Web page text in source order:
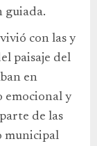
guiada.
con las y
paisaje del
en
emocional y
de las
municipal